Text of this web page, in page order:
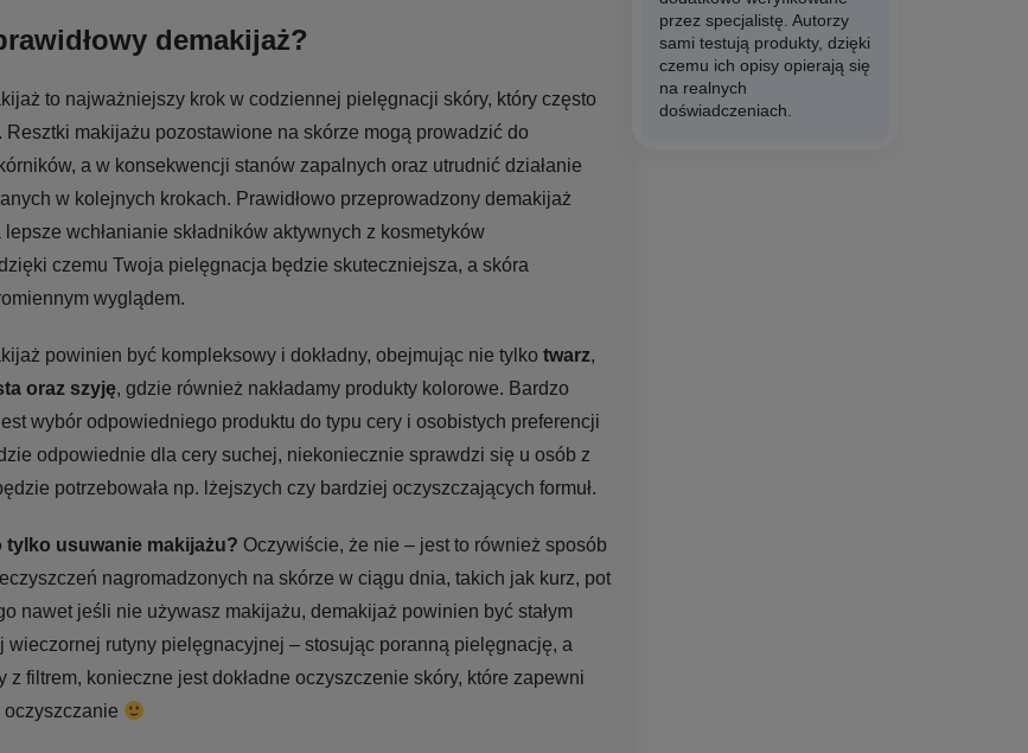
demakijaż?
to najważniejszy krok w codziennej pielęgnacji skóry, który często
Resztki makijażu pozostawione na skórze mogą prowadzić do
a w konsekwencji stanów zapalnych oraz utrudnić działanie
w kolejnych krokach. Prawidłowo przeprowadzony demakijaż
wchłanianie składników aktywnych z kosmetyków
czemu Twoja pielęgnacja będzie skuteczniejsza, a skóra
wyglądem.
powinien być kompleksowy i dokładny, obejmując nie tylkotwarz,
oraz szyję, gdzie również nakładamy produkty kolorowe. Bardzo
wybór odpowiedniego produktu do typu cery i osobistych preferencji
odpowiednie dla cery suchej, niekoniecznie sprawdzi się u osób z
potrzebowała np. lżejszych czy bardziej oczyszczających formuł.
tylko usuwanie makijażu? Oczywiście, że nie – jest to również sposób
nagromadzonych na skórze w ciągu dnia, takich jak kurz, pot
nawet jeśli nie używasz makijażu, demakijaż powinien być stałym
wieczornej rutyny pielęgnacyjnej – stosując poranną pielęgnację, a
z filtrem, konieczne jest dokładne oczyszczenie skóry, które zapewni
przez specjalistę. Autorzy
sami testują produkty, dzięki
czemu ich opisy opierają się
na realnych
doświadczeniach.